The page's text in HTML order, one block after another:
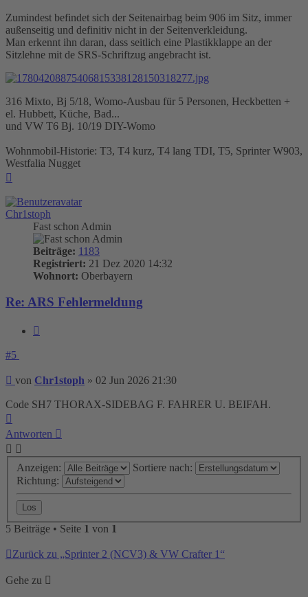
Zumindest befindet sich der Seitenairbag beim 906 im Sitz, immer
außenseitig und definitiv nicht in der Seitenverkleidung.
Man erkennt ihn daran, dass seitlich eine Plastikklappe an der
Sitzlehne mit de SRS-Schriftzug angebracht ist.
316 Mixto, Bj 5/18, Womo-Ausbau für 5 Personen, Heckbetten +
el. Hubbett, Küche, Bad...
und VW T6 Bj. 10/19 DIY-Womo
Wohnmobil-Historie: T3, T4 kurz, T4 lang TDI, T5, Sprinter W903,
Westfalia Nugget
Chr1stoph
Fast schon Admin
Beiträge: 1183
Registriert: 21 Dez 2020 14:32
Wohnort: Oberbayern
Re: ARS Fehlermeldung
#5
Beitrag
von Chr1stoph » 02 Jun 2026 21:30
Code SH7 THORAX-SIDEBAG F. FAHRER U. BEIFAH.
Antworten
Anzeigen:
Sortiere nach:
Richtung:
5 Beiträge • Seite 1 von 1
Zurück zu „Sprinter 2 (NCV3) & VW Crafter 1“
Gehe zu